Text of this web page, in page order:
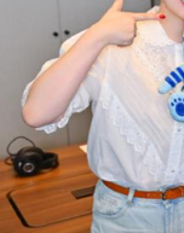
だ、普通の空襲は
いた人が分かりま
た人ばかりで、調
そこで、齊藤さん
テレビなどの協力
告も出しながら、
て「前髪が崩れち
だから、ちゃんと
うがいいよ！ ハン
んだよ！ 熱中症に
当たったら神宮公
暑いからね（笑）
汗をかいて「前髪